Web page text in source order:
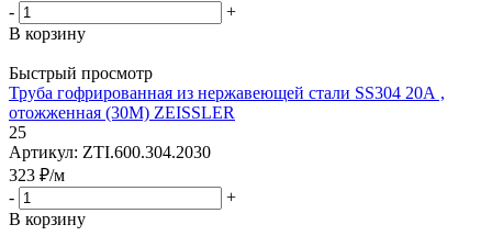
-
+
В корзину
Быстрый просмотр
Труба гофрированная из нержавеющей стали SS304 20А ,
отожженная (30M) ZEISSLER
25
Артикул: ZTI.600.304.2030
323 ₽/м
-
+
В корзину